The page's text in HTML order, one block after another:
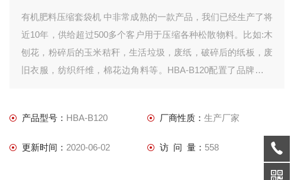
有机肥料压缩套袋机 中非常成熟的一款产品，我们已经生产了将
近10年，供给超过500多个客户用于压缩各种松散物料。比如:木
刨花，粉碎后的玉米秸秆，生活垃圾，废纸，破碎后的纸板，废
旧衣服，纺织纤维，棉花边角料等。HBA-B120配置了品牌液压
产品型号： HBA-B120 厂商性质： 生产厂家
更新时间： 2020-06-02 访 问 量： 558